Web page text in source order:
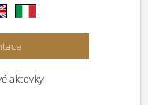
aktovky